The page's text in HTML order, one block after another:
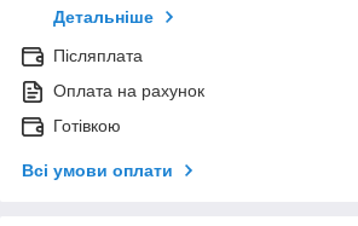
Детальніше
Післяплата
Оплата на рахунок
Готівкою
Всі умови оплати